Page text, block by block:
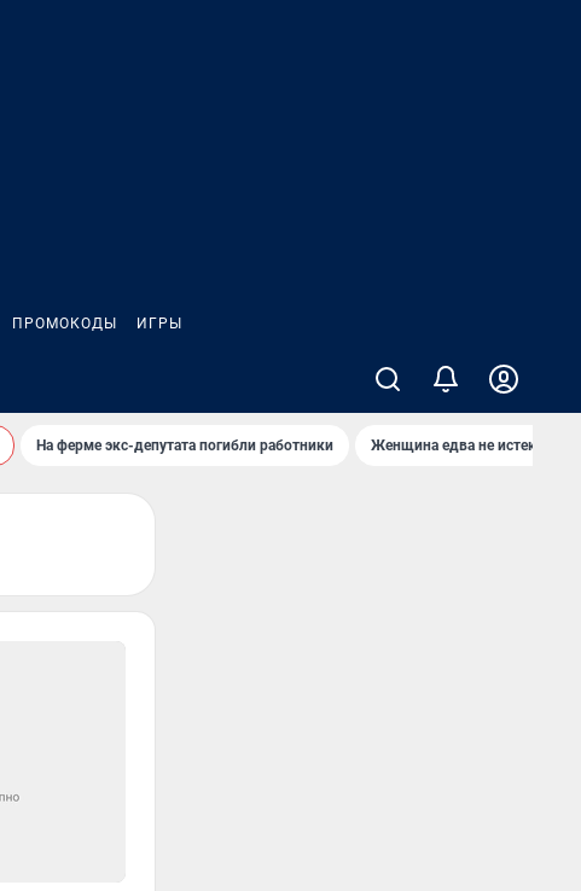
ПРОМОКОДЫ ИГРЫ
На ферме экс-депутата погибли работники Женщина едва не истекла